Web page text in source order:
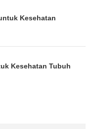
Kesehatan
Kesehatan Tubuh